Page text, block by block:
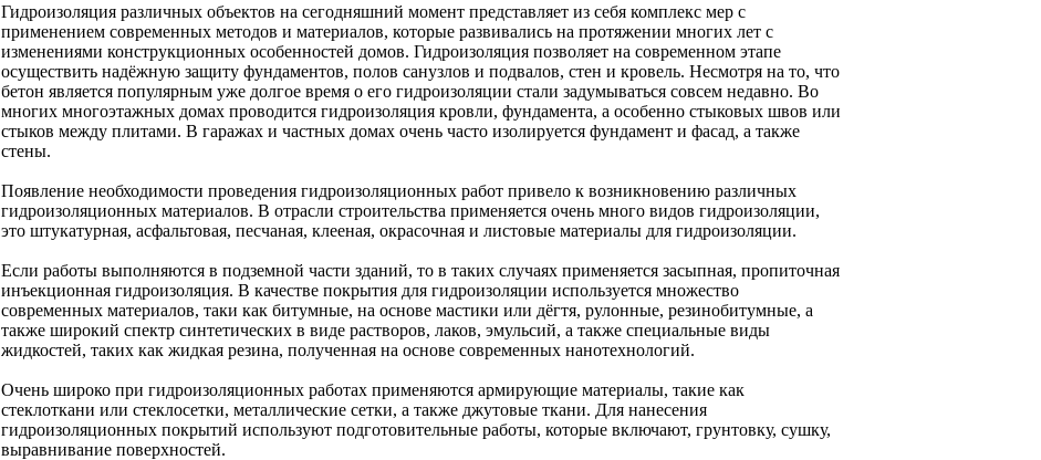
Гидроизоляция различных объектов на сегодняшний момент представляет из себя комплекс мер с
применением современных методов и материалов, которые развивались на протяжении многих лет с
изменениями конструкционных особенностей домов. Гидроизоляция позволяет на современном этапе
осуществить надёжную защиту фундаментов, полов санузлов и подвалов, стен и кровель. Несмотря на то, что
бетон является популярным уже долгое время о его гидроизоляции стали задумываться совсем недавно. Во
многих многоэтажных домах проводится гидроизоляция кровли, фундамента, а особенно стыковых швов или
стыков между плитами. В гаражах и частных домах очень часто изолируется фундамент и фасад, а также
стены.
Появление необходимости проведения гидроизоляционных работ привело к возникновению различных
гидроизоляционных материалов. В отрасли строительства применяется очень много видов гидроизоляции,
это штукатурная, асфальтовая, песчаная, клееная, окрасочная и листовые материалы для гидроизоляции.
Если работы выполняются в подземной части зданий, то в таких случаях применяется засыпная, пропиточная
инъекционная гидроизоляция. В качестве покрытия для гидроизоляции используется множество
современных материалов, таки как битумные, на основе мастики или дёгтя, рулонные, резинобитумные, а
также широкий спектр синтетических в виде растворов, лаков, эмульсий, а также специальные виды
жидкостей, таких как жидкая резина, полученная на основе современных нанотехнологий.
Очень широко при гидроизоляционных работах применяются армирующие материалы, такие как
стеклоткани или стеклосетки, металлические сетки, а также джутовые ткани. Для нанесения
гидроизоляционных покрытий используют подготовительные работы, которые включают, грунтовку, сушку,
выравнивание поверхностей.